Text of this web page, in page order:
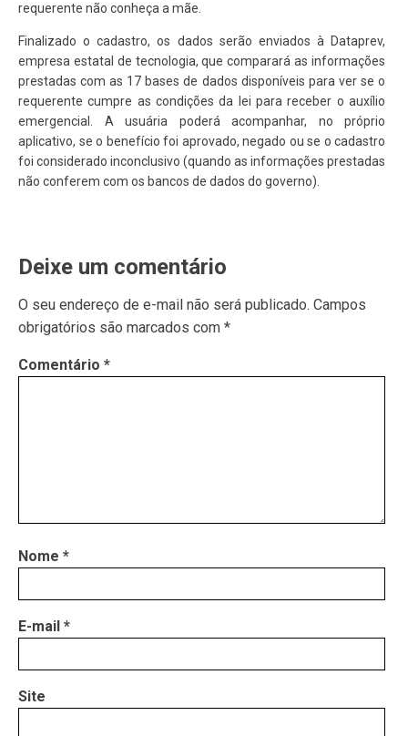
requerente não conheça a mãe.
Finalizado o cadastro, os dados serão enviados à Dataprev,
empresa estatal de tecnologia, que comparará as informações
prestadas com as 17 bases de dados disponíveis para ver se o
requerente cumpre as condições da lei para receber o auxílio
emergencial. A usuária poderá acompanhar, no próprio
aplicativo, se o benefício foi aprovado, negado ou se o cadastro
foi considerado inconclusivo (quando as informações prestadas
não conferem com os bancos de dados do governo).
Deixe um comentário
O seu endereço de e-mail não será publicado. Campos
obrigatórios são marcados com *
Comentário *
Nome *
E-mail *
Site